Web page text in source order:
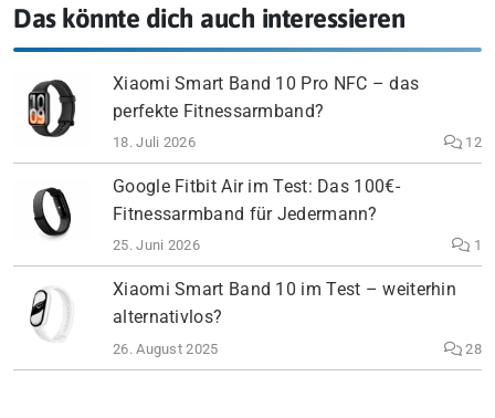
Das könnte dich auch interessieren
Xiaomi Smart Band 10 Pro NFC – das
perfekte Fitnessarmband?
18. Juli 2026 12
Google Fitbit Air im Test: Das 100€-
Fitnessarmband für Jedermann?
25. Juni 2026 1
Xiaomi Smart Band 10 im Test – weiterhin
alternativlos?
26. August 2025 28